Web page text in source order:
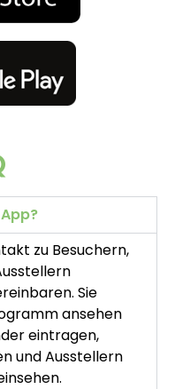
zu Besuchern,
Sie
ansehen
eintragen,
und Ausstellern